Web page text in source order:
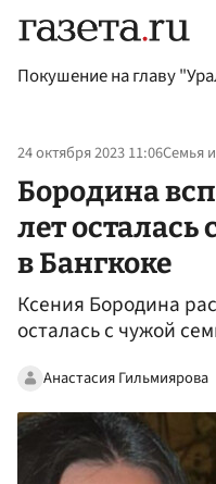
Покушение на главу
24 октября 2023 11:06Семья
Бородина
лет осталась
в Бангкоке
Ксения Бородина
осталась с чужой
Анастасия Гильмиярова